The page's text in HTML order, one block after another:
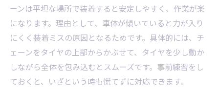
ーンは平坦な場所で装着すると安定しやすく、作業が楽
になります。理由として、車体が傾いていると力が入り
にくく装着ミスの原因となるためです。具体的には、チ
ェーンをタイヤの上部からかぶせて、タイヤを少し動か
しながら全体を包み込むとスムーズです。事前練習をし
ておくと、いざという時も慌てずに対応できます。